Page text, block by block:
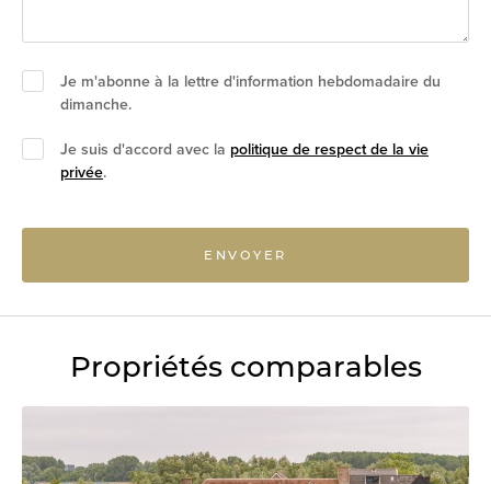
Je m'abonne à la lettre d'information hebdomadaire du
dimanche.
Je suis d'accord avec la politique de respect de la vie
privée.
ENVOYER
Propriétés comparables